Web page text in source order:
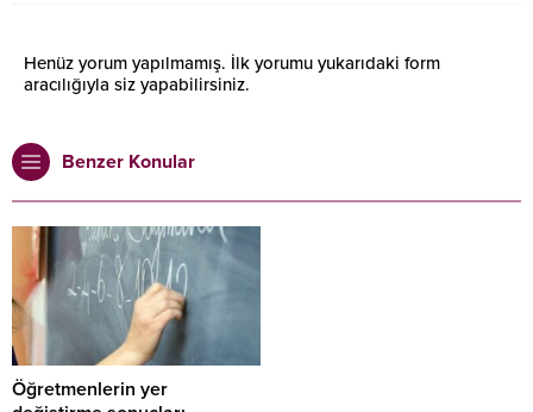
Henüz yorum yapılmamış. İlk yorumu yukarıdaki form
aracılığıyla siz yapabilirsiniz.
Benzer Konular
Öğretmenlerin yer